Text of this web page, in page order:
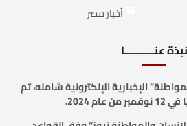
أخبار مصر
نبذة عنـــــــــــا
الإخبارية الإلكترونية شامله، تم
2024.